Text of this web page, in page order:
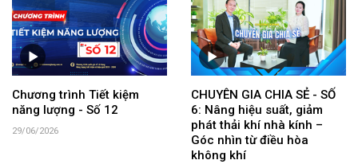
Chương trình Tiết kiệm
năng lượng - Số 12
29/06/2026
CHUYÊN GIA CHIA SẺ - SỐ
6: Nâng hiệu suất, giảm
phát thải khí nhà kính –
Góc nhìn từ điều hòa
không khí